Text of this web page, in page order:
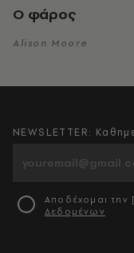
Ο φάρος
Alison Moore
NEWSLETTER:
Αποδέχομαι την
Δεδομένων